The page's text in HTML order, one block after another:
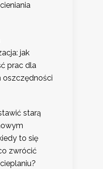
jak
prac dla
oszczędności
starą
to się
zwrócić